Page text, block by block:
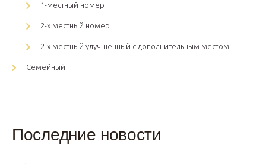
1-местный номер
2-х местный номер
2-х местный улучшенный с дополнительным местом
Семейный
Последние новости